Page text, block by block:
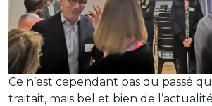
Ce n’est cependant pas du passé
traitait, mais bel et bien de